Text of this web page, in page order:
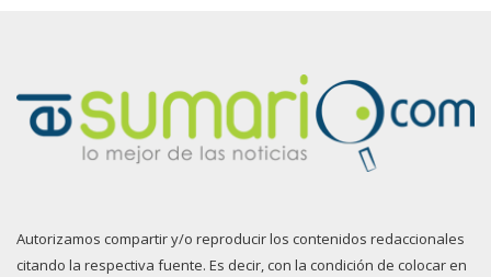
Autorizamos compartir y/o reproducir los contenidos redaccionales
citando la respectiva fuente. Es decir, con la condición de colocar en